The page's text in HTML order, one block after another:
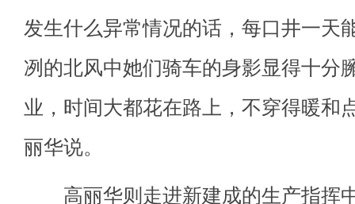
发生什么异常情况的话，每口井一天
冽的北风中她们骑车的身影显得十分
业，时间大都花在路上，不穿得暖和
丽华说。
高丽华则走进新建成的生产指挥